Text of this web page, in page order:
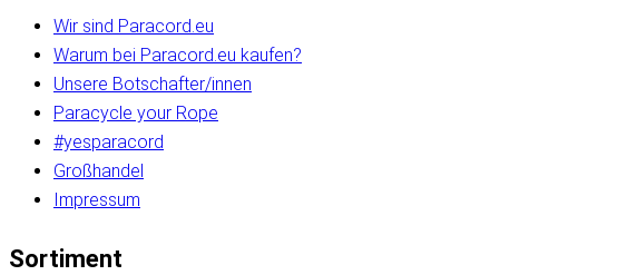
Wir sind Paracord.eu
Warum bei Paracord.eu kaufen?
Unsere Botschafter/innen
Paracycle your Rope
#yesparacord
Großhandel
Impressum
Sortiment